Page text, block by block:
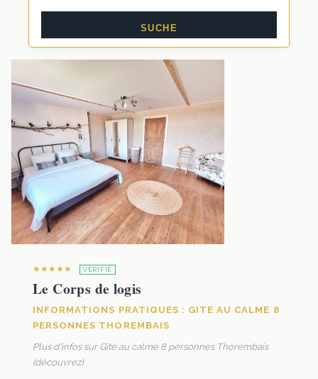
★★★★★ VÉRIFIÉ
Le Corps de logis
INFORMATIONS PRATIQUES : GITE AU CALME 8
PERSONNES THOREMBAIS
Plus d'infos sur Gite au calme 8 personnes Thorembais
(découvrez)